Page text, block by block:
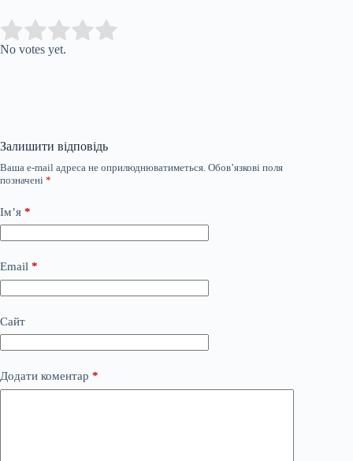
Rate this item:
No votes yet.
Залишити відповідь
Ваша e-mail адреса не оприлюднюватиметься. Обов’язкові поля
позначені *
Ім’я *
Email *
Сайт
Додати коментар *